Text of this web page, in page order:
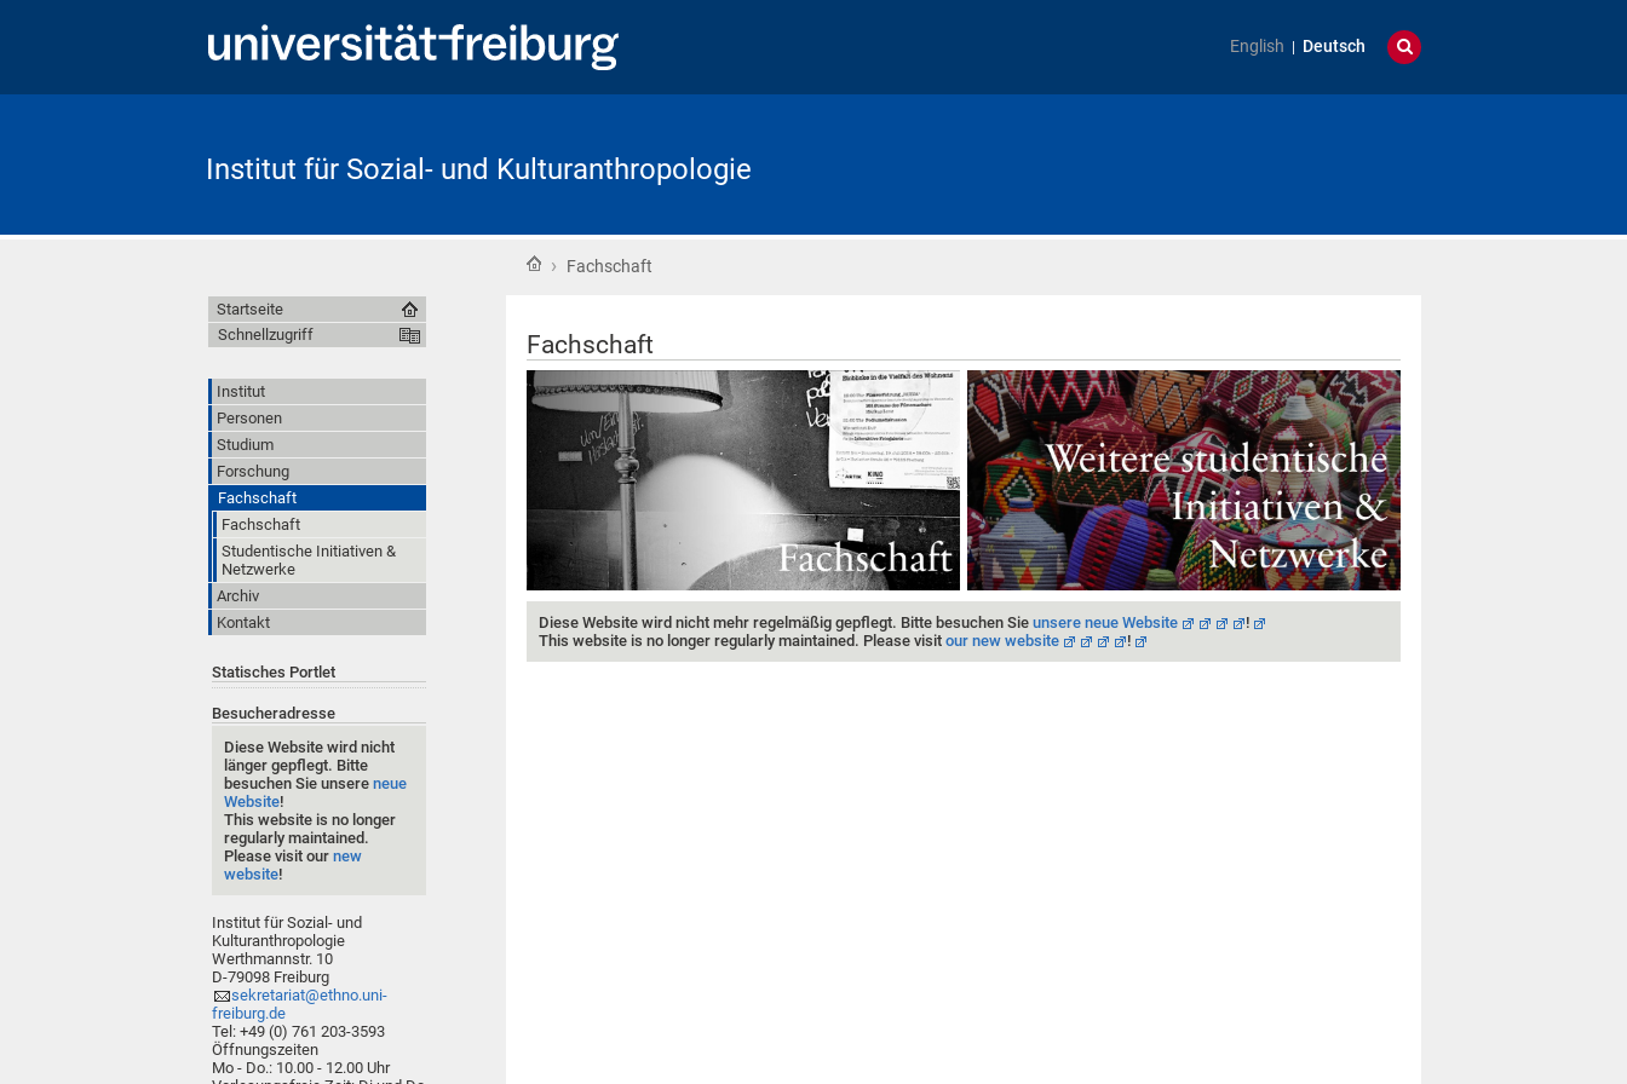
English Deutsch
Institut für Sozial- und Kulturanthropologie
Startseite
› Fachschaft
Fachschaft
Diese Website wird nicht mehr regelmäßig gepflegt. Bitte besuchen Sie unsere neue Website
!
This website is no longer regularly maintained. Please visit our new website !
Startseite
Schnellzugriff
Institut
Personen
Studium
Forschung
Fachschaft
Fachschaft
Studentische Initiativen &
Netzwerke
Archiv
Kontakt
Statisches Portlet
Besucheradresse
Diese Website wird nicht
länger gepflegt. Bitte
besuchen Sie unsere neue
Website!
This website is no longer
regularly maintained.
Please visit our new
website!
Institut für Sozial- und
Kulturanthropologie
Werthmannstr. 10
D-79098 Freiburg
sekretariat@ethno.uni-
freiburg.de
Tel: +49 (0) 761 203-3593
Öffnungszeiten
Mo - Do.: 10.00 - 12.00 Uhr